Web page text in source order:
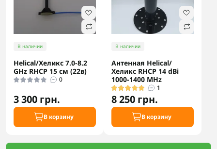
В наличии
Helical/Хеликс 7.0-8.2
GHz RHCP 15 см (22в)
0
3 300 грн.
В корзину
В наличии
Антенная Helical/
Хеликс RHCP 14 dBi
1000-1400 MHz
1
8 250 грн.
В корзину